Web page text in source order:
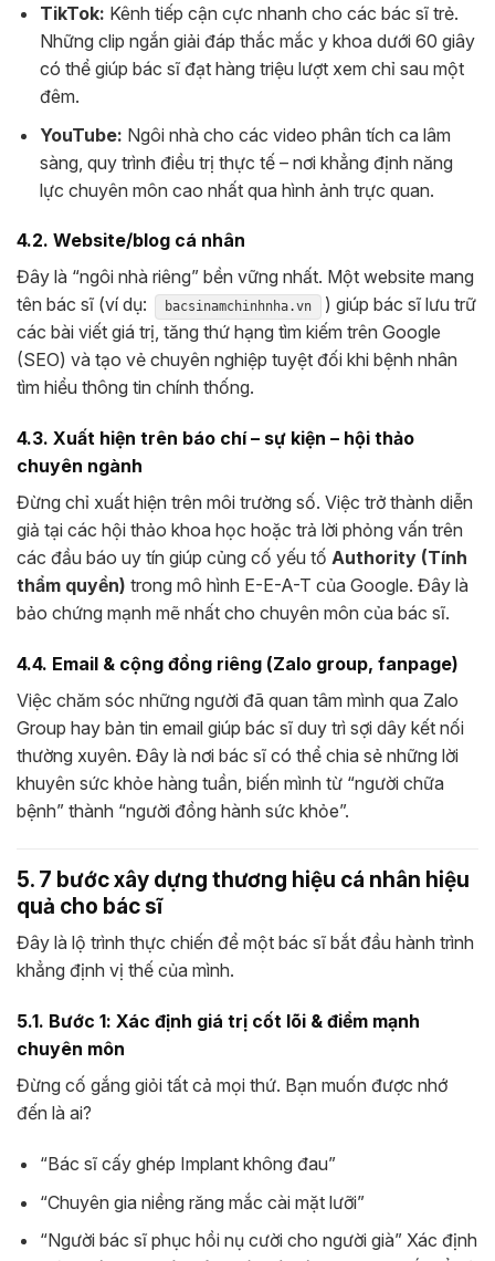
TikTok: Kênh tiếp cận cực nhanh cho các bác sĩ trẻ.
Những clip ngắn giải đáp thắc mắc y khoa dưới 60 giây
có thể giúp bác sĩ đạt hàng triệu lượt xem chỉ sau một
đêm.
YouTube: Ngôi nhà cho các video phân tích ca lâm
sàng, quy trình điều trị thực tế – nơi khẳng định năng
lực chuyên môn cao nhất qua hình ảnh trực quan.
4.2. Website/blog cá nhân
Đây là “ngôi nhà riêng” bền vững nhất. Một website mang
tên bác sĩ (ví dụ:
bacsinamchinhnha.vn
) giúp bác sĩ lưu trữ
các bài viết giá trị, tăng thứ hạng tìm kiếm trên Google
(SEO) và tạo vẻ chuyên nghiệp tuyệt đối khi bệnh nhân
tìm hiểu thông tin chính thống.
4.3. Xuất hiện trên báo chí – sự kiện – hội thảo
chuyên ngành
Đừng chỉ xuất hiện trên môi trường số. Việc trở thành diễn
giả tại các hội thảo khoa học hoặc trả lời phỏng vấn trên
các đầu báo uy tín giúp củng cố yếu tố Authority (Tính
thẩm quyền) trong mô hình E-E-A-T của Google. Đây là
bảo chứng mạnh mẽ nhất cho chuyên môn của bác sĩ.
4.4. Email & cộng đồng riêng (Zalo group, fanpage)
Việc chăm sóc những người đã quan tâm mình qua Zalo
Group hay bản tin email giúp bác sĩ duy trì sợi dây kết nối
thường xuyên. Đây là nơi bác sĩ có thể chia sẻ những lời
khuyên sức khỏe hàng tuần, biến mình từ “người chữa
bệnh” thành “người đồng hành sức khỏe”.
5. 7 bước xây dựng thương hiệu cá nhân hiệu
quả cho bác sĩ
Đây là lộ trình thực chiến để một bác sĩ bắt đầu hành trình
khẳng định vị thế của mình.
5.1. Bước 1: Xác định giá trị cốt lõi & điểm mạnh
chuyên môn
Đừng cố gắng giỏi tất cả mọi thứ. Bạn muốn được nhớ
đến là ai?
“Bác sĩ cấy ghép Implant không đau”
“Chuyên gia niềng răng mắc cài mặt lưỡi”
“Người bác sĩ phục hồi nụ cười cho người già” Xác định